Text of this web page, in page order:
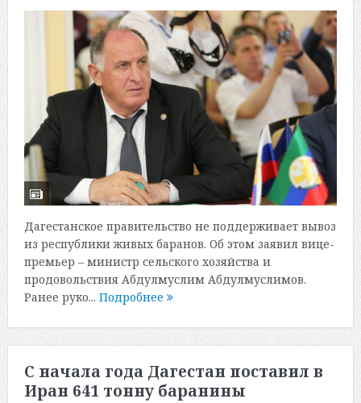
Дагестанское правительство не поддерживает вывоз
из республики живых баранов. Об этом заявил вице-
премьер – министр сельского хозяйства и
продовольствия Абдулмуслим Абдулмуслимов.
Ранее руко... Подробнее
С начала года Дагестан поставил в
Иран 641 тонну баранины